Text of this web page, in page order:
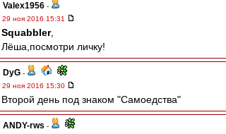
Valex1956 -
29 ноя 2016 15:31
Squabbler,
Лёша,посмотри личку!
DyG -
29 ноя 2016 15:30
Второй день под знаком "Самоедства"
ANDY-rws -